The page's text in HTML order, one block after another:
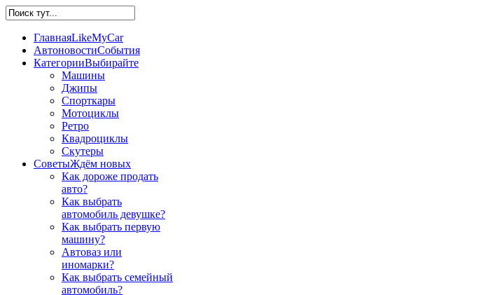
ГлавнаяLikeMyCar
АвтоновостиСобытия
КатегорииВыбирайте
Машины
Джипы
Спорткары
Мотоциклы
Ретро
Квадроциклы
Скутеры
СоветыЖдём новых
Как дороже продать
авто?
Как выбрать
автомобиль девушке?
Как выбрать первую
машину?
Автоваз или
иномарки?
Как выбрать семейный
автомобиль?